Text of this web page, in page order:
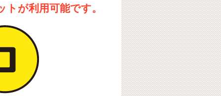
が利用可能です。